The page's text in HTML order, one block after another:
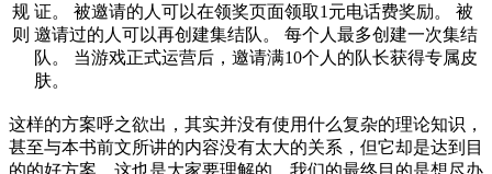
规
则
证。 被邀请的人可以在领奖页面领取1元电话费奖励。 被
邀请过的人可以再创建集结队。 每个人最多创建一次集结
队。 当游戏正式运营后，邀请满10个人的队长获得专属皮
肤。
这样的方案呼之欲出，其实并没有使用什么复杂的理论知识，
甚至与本书前文所讲的内容没有太大的关系，但它却是达到目
的的好方案。这也是大家要理解的，我们的最终目的是想尽办